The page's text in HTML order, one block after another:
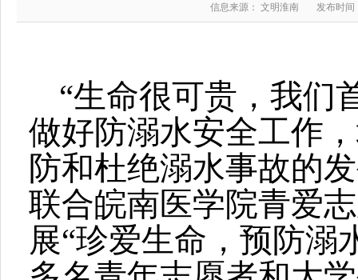
信息来源： 文明淮南 发布时间
“生命很可贵，我们
做好防溺水安全工作
防和杜绝溺水事故的
联合皖南医学院青爱
展“珍爱生命，预防溺